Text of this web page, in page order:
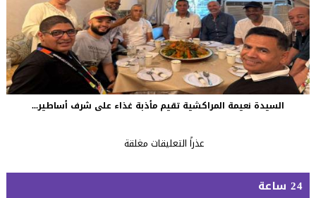
السيدة نعيمة المراكشية تقيم مأذبة غذاء على شرف أساطير...
عذراً التعليقات مغلقة
24 ساعة